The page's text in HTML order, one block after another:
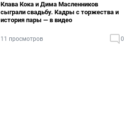
Клава Кока и Дима Масленников
сыграли свадьбу. Кадры с торжества и
история пары — в видео
11 просмотров 0